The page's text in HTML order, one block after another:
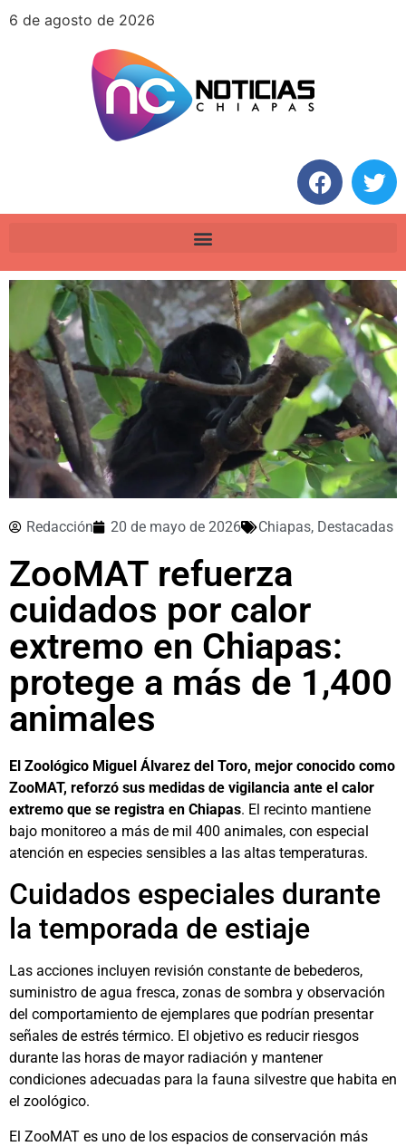
6 de agosto de 2026
Redacción 20 de mayo de 2026 Chiapas, Destacadas
ZooMAT refuerza
cuidados por calor
extremo en Chiapas:
protege a más de 1,400
animales
El Zoológico Miguel Álvarez del Toro, mejor conocido como
ZooMAT, reforzó sus medidas de vigilancia ante el calor
extremo que se registra en Chiapas. El recinto mantiene
bajo monitoreo a más de mil 400 animales, con especial
atención en especies sensibles a las altas temperaturas.
Cuidados especiales durante
la temporada de estiaje
Las acciones incluyen revisión constante de bebederos,
suministro de agua fresca, zonas de sombra y observación
del comportamiento de ejemplares que podrían presentar
señales de estrés térmico. El objetivo es reducir riesgos
durante las horas de mayor radiación y mantener
condiciones adecuadas para la fauna silvestre que habita en
el zoológico.
El ZooMAT es uno de los espacios de conservación más